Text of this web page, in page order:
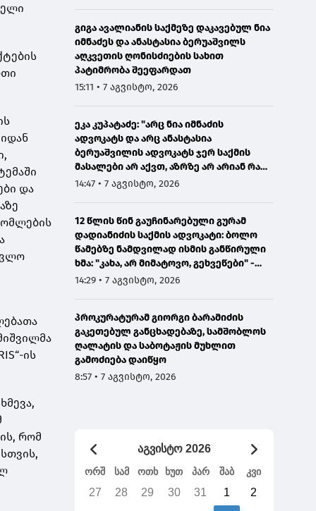
და
ის
რომ
გიგა ავალიანის საქმეზე დაკავებულ ნია
იმნაძეს და ანასტასია ბერუაშვილს
აღკვეთის ღონისძიების სახით
პატიმრობა შეეფარდათ
15:11 • 7 აგვისტო, 2026
ეკა კუპატაძე: "არც ნია იმნაძის
ადვოკატს და არც ანასტასია
ბერუაშვილის ადვოკატს ჯერ საქმის
მასალები არ აქვთ, აზრზე არ არიან რა
წერია მასალებში"
14:47 • 7 აგვისტო, 2026
12 წლის წინ გაუჩინარებული გურამ
დადიანიძის საქმის ადვოკატი: ბოლო
წამებზე ნამდვილად ისმის განწირული
ხმა: "კახა, არ მიმატოვო, გეხვეწები" -
ვიდეოს დადებას ვაპირებდით
14:29 • 7 აგვისტო, 2026
პროკურატურამ გიორგი ბარამიძის
გაკეთებულ განცხადებაზე, სამშობლოს
ღალატის და საბოტაჟის მუხლით
გამოძიება დაიწყო
8:57 • 7 აგვისტო, 2026
აგვისტო 2026
ორშ სამ ოთხ ხუთ პარ შაბ კვი
27 28 29 30 31 1 2